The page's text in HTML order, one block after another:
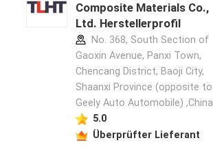
Composite Materials Co.,
Ltd. Herstellerprofil
No. 368, South Section of
Gaoxin Avenue, Panxi Town,
Chencang District, Baoji City,
Shaanxi Province (opposite to
Geely Auto Automobile) ,China
5.0
Überprüfter Lieferant